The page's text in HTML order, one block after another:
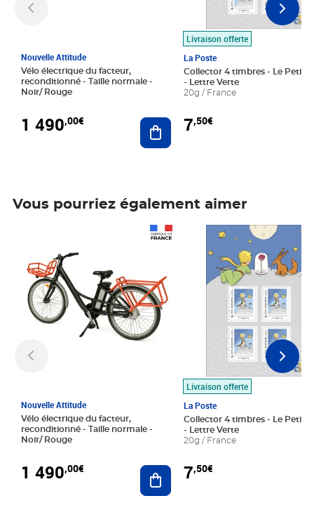
Nouvelle Attitude
Vélo électrique du facteur,
reconditionné - Taille normale -
Noir/ Rouge
1 490,00€ Ajouter au panier
Livraison offerte
La Poste
Collector 4 timbres - Le Petit
- Lettre Verte
20g / France
7,50€
Vous pourriez également aimer
Nouvelle Attitude
Vélo électrique du facteur,
reconditionné - Taille normale -
Noir/ Rouge
1 490,00€ Ajouter au panier
Livraison offerte
La Poste
Collector 4 timbres - Le Petit
- Lettre Verte
20g / France
7,50€
Prix 7,50€